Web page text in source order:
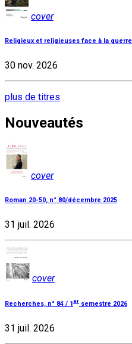
cover
Religieux et religieuses face à la guerre
30 nov. 2026
plus de titres
Nouveautés
cover
Roman 20-50, n° 80/décembre 2025
31 juil. 2026
cover
Recherches, n° 84 / 1 er semestre 2026
31 juil. 2026